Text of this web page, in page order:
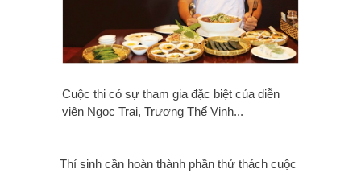
Cuộc thi có sự tham gia đặc biệt của diễn
viên Ngọc Trai, Trương Thế Vinh...
Thí sinh cần hoàn thành phần thử thách cuộc